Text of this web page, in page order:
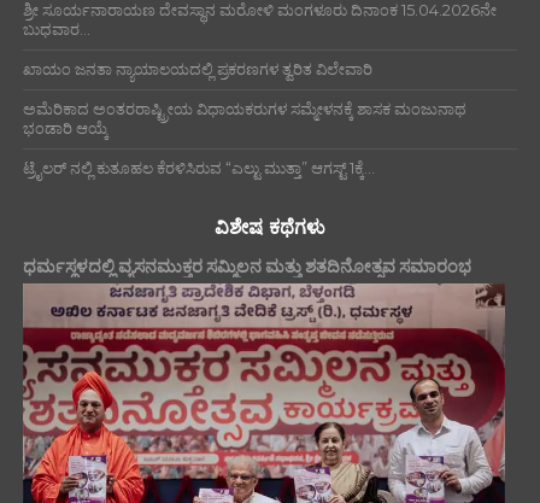
ಶ್ರೀ ಸೂರ್ಯನಾರಾಯಣ ದೇವಸ್ಥಾನ ಮರೋಳಿ ಮಂಗಳೂರು ದಿನಾಂಕ 15.04.2026ನೇ
ಬುಧವಾರ...
ಖಾಯಂ ಜನತಾ ನ್ಯಾಯಾಲಯದಲ್ಲಿ ಪ್ರಕರಣಗಳ ತ್ವರಿತ ವಿಲೇವಾರಿ
ಅಮೆರಿಕಾದ ಅಂತರರಾಷ್ಟ್ರೀಯ ವಿಧಾಯಕರುಗಳ ಸಮ್ಮೇಳನಕ್ಕೆ ಶಾಸಕ ಮಂಜುನಾಥ
ಭಂಡಾರಿ ಆಯ್ಕೆ
ಟ್ರೈಲರ್ ನಲ್ಲಿ ಕುತೂಹಲ ಕೆರಳಿಸಿರುವ “ಎಲ್ಟು ಮುತ್ತಾ” ಆಗಸ್ಟ್ 1ಕ್ಕೆ...
ವಿಶೇಷ ಕಥೆಗಳು
ಧರ್ಮಸ್ಥಳದಲ್ಲಿ ವ್ಯಸನಮುಕ್ತರ ಸಮ್ಮಿಲನ ಮತ್ತು ಶತದಿನೋತ್ಸವ ಸಮಾರಂಭ